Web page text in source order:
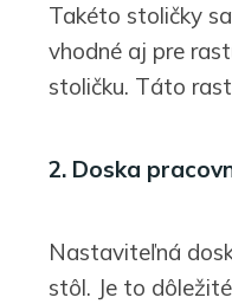
Takéto stoličky
vhodné aj pre
stoličku. Táto
2. Doska
Nastaviteľná
stôl. Je to